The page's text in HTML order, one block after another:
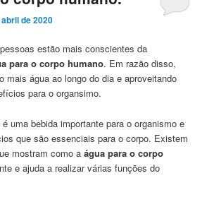
de 2020
estão mais conscientes da
para o corpo humano. Em razão disso,
mais água ao longo do dia e aproveitando
para o organsimo.
uma bebida importante para o organismo e
que são essenciais para o corpo. Existem
mostram como aágua para o corpo
e ajuda a realizar várias funções do